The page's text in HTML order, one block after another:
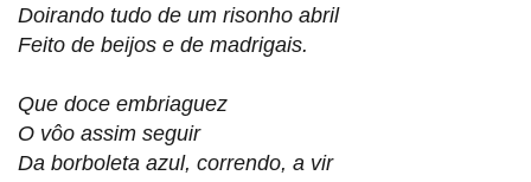
Doirando tudo de um risonho abril
Feito de beijos e de madrigais.
Que doce embriaguez
O vôo assim seguir
Da borboleta azul, correndo, a vir